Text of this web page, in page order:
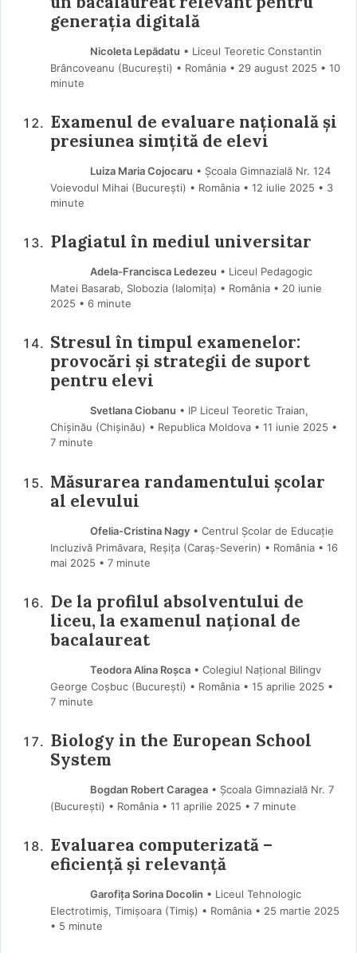
generația digitală
Nicoleta Lepădatu • Liceul Teoretic Constantin
Brâncoveanu (Bucureşti) • România
29 august 2025 • 10
minute
Examenul de evaluare națională și
presiunea simțită de elevi
Luiza Maria Cojocaru • Școala Gimnazială Nr. 124
Voievodul Mihai (Bucureşti) • România
12 iulie 2025 • 3
minute
Plagiatul în mediul universitar
Adela-Francisca Ledezeu • Liceul Pedagogic
Matei Basarab, Slobozia (Ialomiţa) • România
20 iunie
2025 • 6 minute
Stresul în timpul examenelor:
provocări și strategii de suport
pentru elevi
Svetlana Ciobanu • IP Liceul Teoretic Traian,
Chișinău (Chişinău) • Republica Moldova
11 iunie 2025 •
7 minute
Măsurarea randamentului școlar
al elevului
Ofelia-Cristina Nagy• Centrul Școlar de Educație
Incluzivă Primăvara, Reșița (Caraş-Severin) • România
16
mai 2025 • 7 minute
De la profilul absolventului de
liceu, la examenul național de
bacalaureat
Teodora Alina Roșca• Colegiul Național Bilingv
George Coșbuc (Bucureşti) • România
15 aprilie 2025 •
7 minute
Biology in the European School
System
Bogdan Robert Caragea• Școala Gimnazială Nr. 7
(Bucureşti) • România
11 aprilie 2025 • 7 minute
Evaluarea computerizată –
eficiență și relevanță
Garofița Sorina Docolin • Liceul Tehnologic
Electrotimiș, Timișoara (Timiş) • România
25 martie 2025
• 5 minute